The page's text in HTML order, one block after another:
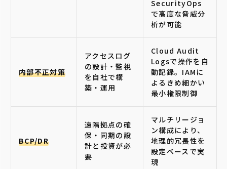
SecurityOps
で高度な脅威分
析が可能
内部不正対策
アクセスログ
の設計・監視
を自社で構
築・運用
Cloud Audit
Logsで操作を自
動記録。IAMに
よるきめ細かい
最小権限制御
BCP/DR
遠隔拠点の確
保・同期の設
計と投資が必
要
マルチリージョ
ン構成により、
地理的冗長性を
設定ベースで実
現